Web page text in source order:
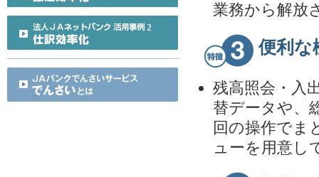
業務から解放
便利な
残高照会・入
替データや、
回の操作でま
ューを用意し